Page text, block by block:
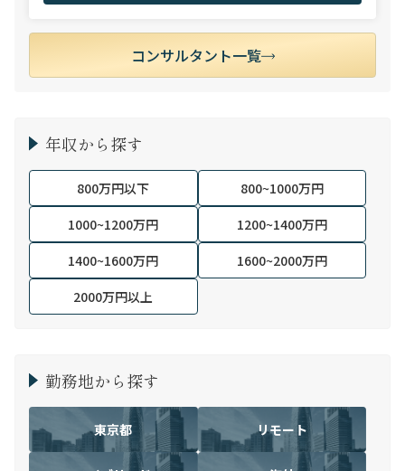
コンサルタント一覧
年収から探す
800万円以下
800~1000万円
1000~1200万円
1200~1400万円
1400~1600万円
1600~2000万円
2000万円以上
勤務地から探す
東京都 リモート